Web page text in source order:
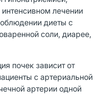
лечении
диеты с
соли, диарее,
почек зависит от
с артериальной
артерии одной